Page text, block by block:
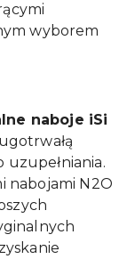
wyborem
naboje iSi
nabojami N2O